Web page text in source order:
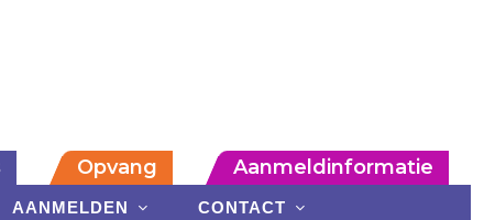
Opvang Aanmeldinformatie
AANMELDEN CONTACT